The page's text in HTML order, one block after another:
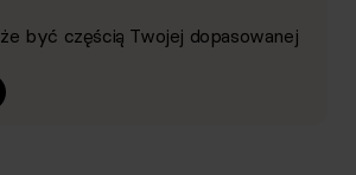
być częścią Twojej dopasowanej